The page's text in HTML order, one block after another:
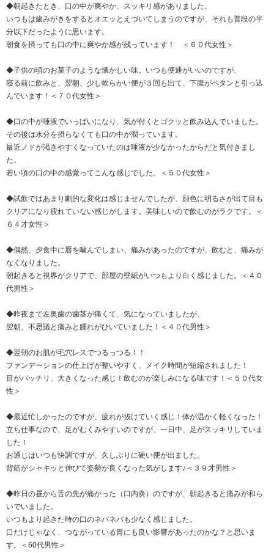
◆朝起きたとき、口の中が爽やか、スッキリ感がありました。
いつもは歯みがきをするとオエッとえづいてしまうのですが、それも普段の半
分以下だったように思います。
朝食を摂っても口の中に爽やか感が残っています！ ＜６０代女性＞
◆子供の頃のお菓子のような懐かしい味。いつも便通がいいのですが、
寝る前に飲みと、翌朝、少し軟らかい便が３回も出て、下腹がペタンと引っ込
んでいます！＜７０代女性＞
◆口の中が唾液でいっぱいになり、気が付くとゴクッと飲み込んでいました。
その後は水分を摂らなくても口の中が潤っています。
最近ノドが渇きやすくなっていたのは唾液が少なかったからだと気付きまし
た。
若い頃の口の中の感覚ってこんな感じでした。＜５０代女性＞
◆試飲ではあまり劇的な変化は感じませんでしたが、顔色に明るさが出て目も
クリアになり疲れていない感じがします。美味しいので飲むのがラクです。＜
６４才女性＞
◆偶然、夕食中に唇を噛んでしまい、痛みがあったのですが、飲むと、痛みが
なくなりました。
朝起きると視界がクリアで、部屋の壁紙がいつもより白く感じました。＜４０
代男性＞
◆昨夜まで左奥歯の歯茎が痛くて、気になっていましたが、
翌朝、不思議と痛みと腫れがひいていました！＜４０代男性＞
◆翌朝のお肌が毛穴レスでつるっつる！！
ファンデーションの仕上げが整いやすく、メイク時間が短縮されました！
目がパッチリ、大きくなった感じ！飲むのが楽しみになる味です！＜５０代女
性＞
◆最近忙しかったのですが、疲れが抜けていく感じ！体が温かく軽くなった！
立ち仕事なので、足がむくみやすいのですが、一日中、足がスッキリしていま
した！
お通じはいつも快調ですが、久しぶりに硬い便が出ました。
背筋がシャキッと伸びて姿勢が良くなった気がします♪＜３９才男性＞
◆昨日の昼から舌の先が痛かった（口内炎）のですが、朝起きると痛みが和ら
いでいました。
いつもより起きた時の口のネバネバも少なく感じました。
口だけじゃなく、つながっている胃にも良い影響があったのかな？と思いま
す。＜60代男性＞